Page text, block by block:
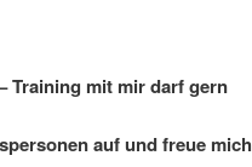
Training mit mir darf gern
auf und freue mich